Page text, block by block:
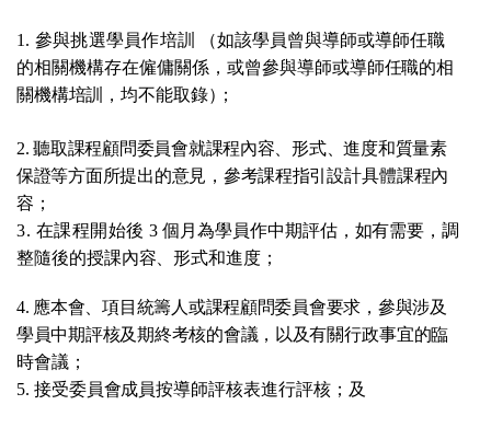
1. 參與挑選學員作培訓
（如該學員曾與導師或導師任職
的相關機構存在僱傭關係，或曾參與導師或導師任職的相
關機構培訓，均不能取錄） ；
2. 聽取課程顧問委員會就課程內容、形式、進度和質量素
保證等方面所提出的意見，參考課程指引設計具體課程內
容；
3. 在課程開始後3 個月為學員作中期評估，如有需要，調
整隨後的授課內容、形式和進度；
4. 應本會、項目統籌人或課程顧問委員會要求，參與涉及
學員中期評核及期終考核的會議，以及有關行政事宜的臨
時會議；
5. 接受委員會成員按導師評核表進行評核；及